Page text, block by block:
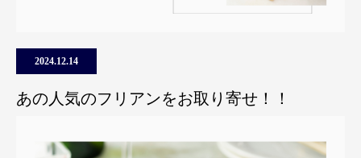
2024.12.14
あの人気のフリアンをお取り寄せ！！